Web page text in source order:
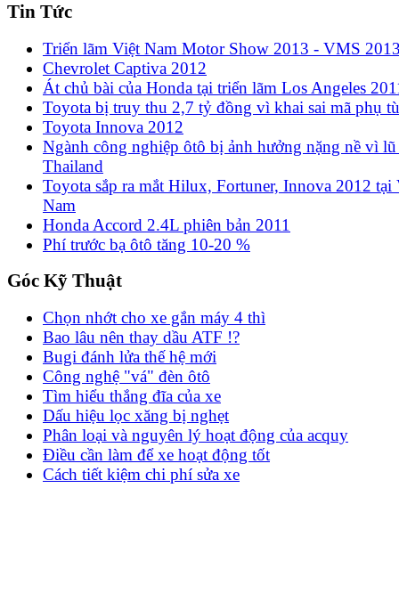
Tin Tức
Triển lãm Việt Nam Motor Show 2013 - VMS
Chevrolet Captiva 2012
Át chủ bài của Honda tại triển lãm Los Angeles
Toyota bị truy thu 2,7 tỷ đồng vì khai sai mã phụ
Toyota Innova 2012
Ngành công nghiệp ôtô bị ảnh hưởng nặng nề vì
Thailand
Toyota sắp ra mắt Hilux, Fortuner, Innova 2012 tại
Nam
Honda Accord 2.4L phiên bản 2011
Phí trước bạ ôtô tăng 10-20 %
Góc Kỹ Thuật
Chọn nhớt cho xe gắn máy 4 thì
Bao lâu nên thay dầu ATF !?
Bugi đánh lửa thế hệ mới
Công nghệ "vá" đèn ôtô
Tìm hiểu thắng đĩa của xe
Dấu hiệu lọc xăng bị nghẹt
Phân loại và nguyên lý hoạt động của acquy
Điều cần làm để xe hoạt động tốt
Cách tiết kiệm chi phí sửa xe